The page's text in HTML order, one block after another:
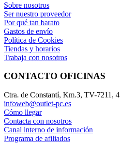
Sobre nosotros
Ser nuestro proveedor
Por qué tan barato
Gastos de envío
Política de Cookies
Tiendas y horarios
Trabaja con nosotros
CONTACTO OFICINAS
Ctra. de Constantí, Km.3, TV-7211,
infoweb@outlet-pc.es
Cómo llegar
Contacta con nosotros
Canal interno de información
Programa de afiliados